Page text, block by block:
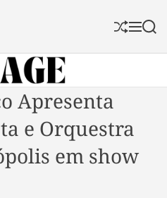
S
f
M S
c
Apresenta
e Orquestra
em show